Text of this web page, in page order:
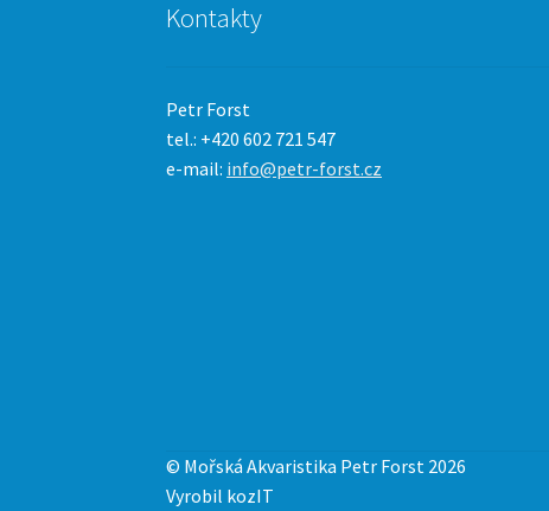
Kontakty
Petr Forst
tel.: +420 602 721 547
e-mail: info@petr-forst.cz
© Mořská Akvaristika Petr Forst 2026
Vyrobil kozIT